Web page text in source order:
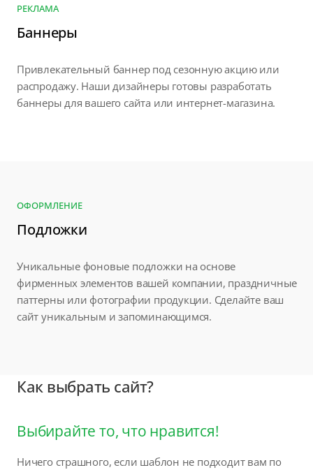
РЕКЛАМА
Баннеры
Привлекательный баннер под сезонную акцию или
распродажу. Наши дизайнеры готовы разработать
баннеры для вашего сайта или интернет-магазина.
ОФОРМЛЕНИЕ
Подложки
Уникальные фоновые подложки на основе
фирменных элементов вашей компании, праздничные
паттерны или фотографии продукции. Сделайте ваш
сайт уникальным и запоминающимся.
Как выбрать сайт?
Выбирайте то, что нравится!
Ничего страшного, если шаблон не подходит вам по